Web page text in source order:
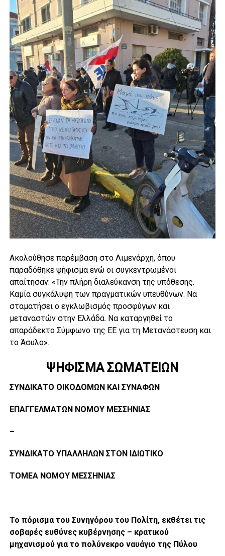
Ακολούθησε παρέμβαση στο Λιμενάρχη, όπου
παραδόθηκε ψήφισμα ενώ οι συγκεντρωμένοι
απαίτησαν: «Την πλήρη διαλεύκανση της υπόθεσης.
Καμία συγκάλυψη των πραγματικών υπευθύνων. Να
σταματήσει ο εγκλωβισμός προσφύγων και
μεταναστών στην Ελλάδα. Να καταργηθεί το
απαράδεκτο Σύμφωνο της ΕΕ για τη Μετανάστευση και
το Άσυλο».
ΨΗΦΙΣΜΑ ΣΩΜΑΤΕΙΩΝ
ΣΥΝΔΙΚΑΤΟ ΟΙΚΟΔΟΜΩΝ ΚΑΙ ΣΥΝΑΦΩΝ
ΕΠΑΓΓΕΛΜΑΤΩΝ ΝΟΜΟΥ ΜΕΣΣΗΝΙΑΣ
–
ΣΥΝΔΙΚΑΤΟ ΥΠΑΛΛΗΛΩΝ ΣΤΟΝ ΙΔΙΩΤΙΚΟ
ΤΟΜΕΑ ΝΟΜΟΥ ΜΕΣΣΗΝΙΑΣ
Το πόρισμα του Συνηγόρου του Πολίτη, εκθέτει τις
σοβαρές ευθύνες κυβέρνησης – κρατικού
μηχανισμού για το πολύνεκρο ναυάγιο της Πύλου